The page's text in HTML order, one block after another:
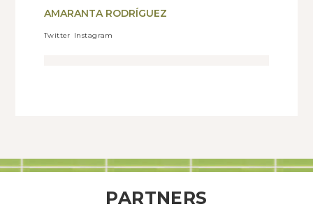
AMARANTA RODRÍGUEZ
Twitter Instagram
PARTNERS